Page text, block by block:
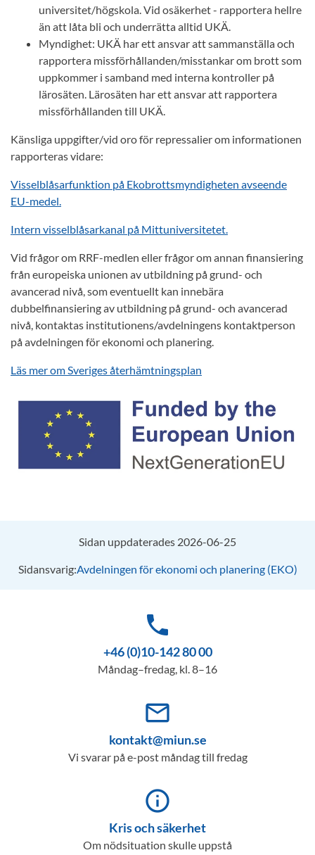
universitet/högskola. Vid osäkerhet - rapportera hellre
än att låta bli och underrätta alltid UKÄ.
Myndighet: UKÄ har ett ansvar att sammanställa och
rapportera missförhållanden/misstankar om brott som
uppkommer i samband med interna kontroller på
lärosäten. Lärosäten har ett ansvar att rapportera
missförhållanden till UKÄ.
Känsliga uppgifter/vid oro för repressalier om informationen
rapporteras vidare:
Visselblåsarfunktion på Ekobrottsmyndigheten avseende
EU-medel.
Intern visselblåsarkanal på Mittuniversitetet.
Vid frågor om RRF-medlen eller frågor om annan finansiering
från europeiska unionen av utbildning på grund- och
avancerad nivå, som eventuellt kan innebära
dubbelfinansiering av utbildning på grund- och avancerad
nivå, kontaktas institutionens/avdelningens kontaktperson
på avdelningen för ekonomi och planering.
Läs mer om Sveriges återhämtningsplan
Sidan uppdaterades 2026-06-25
Sidansvarig:Avdelningen för ekonomi och planering (EKO)
phone
+46 (0)10-142 80 00
Måndag–fredag, kl. 8–16
mail_outline
kontakt@miun.se
Vi svarar på e-post måndag till fredag
info_outline
Kris och säkerhet
Om nödsituation skulle uppstå